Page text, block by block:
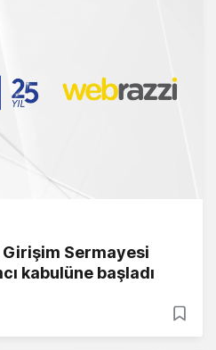
Sermayesi
kabulüne başladı